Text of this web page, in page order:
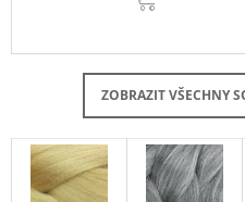
ZOBRAZIT VŠECHNY